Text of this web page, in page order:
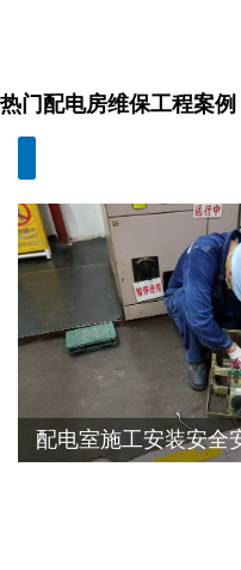
热门配电房维保工程案例